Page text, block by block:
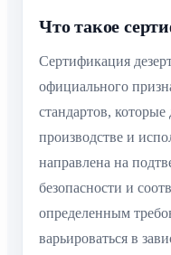
Что такое
Сертификация
официального
стандартов,
производстве и
направлена на
безопасности и
определенным
варьироваться в